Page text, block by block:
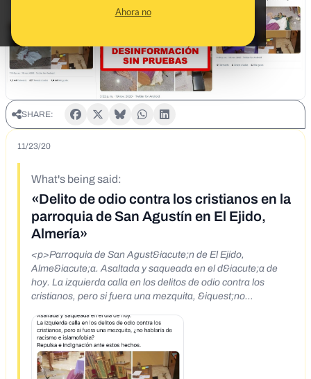
Ahora no
SHARE:
11/23/20
What's being said:
«Delito de odio contra los cristianos en la
parroquia de San Agustín en El Ejido,
Almería»
<p>Parroquia de San Agust&iacute;n de El Ejido,
Alme&iacute;a. Asaltada y saqueada en el d&iacute;a de
hoy. La izquierda calla en los delitos de odio contra los
cristianos, pero si fuera una mezquita, &iquest;no
indignaci&oacute;n ante estos hechos.</p>